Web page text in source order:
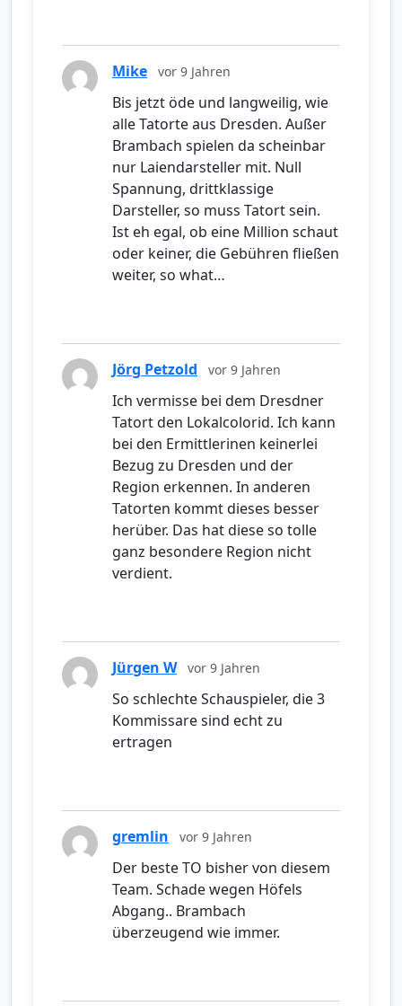
Mike vor 9 Jahren
Bis jetzt öde und langweilig, wie
alle Tatorte aus Dresden. Außer
Brambach spielen da scheinbar
nur Laiendarsteller mit. Null
Spannung, drittklassige
Darsteller, so muss Tatort sein.
Ist eh egal, ob eine Million schaut
oder keiner, die Gebühren fließen
weiter, so what…
Jörg Petzold vor 9 Jahren
Ich vermisse bei dem Dresdner
Tatort den Lokalcolorid. Ich kann
bei den Ermittlerinen keinerlei
Bezug zu Dresden und der
Region erkennen. In anderen
Tatorten kommt dieses besser
herüber. Das hat diese so tolle
ganz besondere Region nicht
verdient.
Jürgen W vor 9 Jahren
So schlechte Schauspieler, die 3
Kommissare sind echt zu
ertragen
gremlin vor 9 Jahren
Der beste TO bisher von diesem
Team. Schade wegen Höfels
Abgang.. Brambach
überzeugend wie immer.